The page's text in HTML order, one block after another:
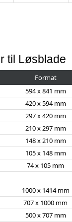
til Løsblade
Format
594 x 841 mm
420 x 594 mm
297 x 420 mm
210 x 297 mm
148 x 210 mm
105 x 148 mm
74 x 105 mm
1000 x 1414 mm
707 x 1000 mm
500 x 707 mm